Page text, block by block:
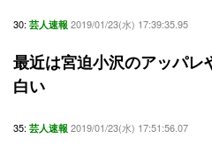
30: 芸人速報 2019/01/23(水) 17:39:35.95
最近は宮迫小沢のアッパ
白い
35: 芸人速報 2019/01/23(水) 17:51:56.07